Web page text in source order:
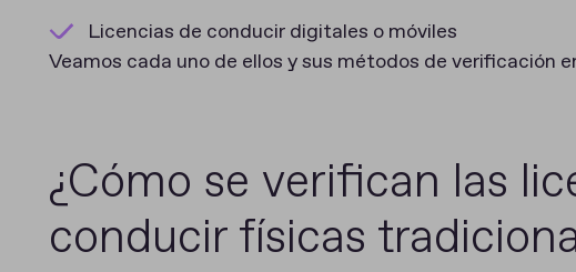
Licencias de conducir digitales o móviles
Veamos cada uno de ellos y sus métodos de verificación
¿Cómo se verifican las
conducir físicas